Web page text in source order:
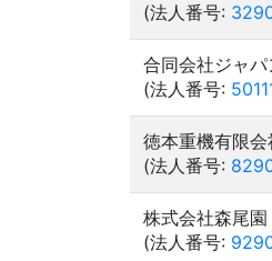
(法人番号:
合同会社ジャ
(法人番号:
徳本重機有限会
(法人番号:
株式会社森尾園
(法人番号: